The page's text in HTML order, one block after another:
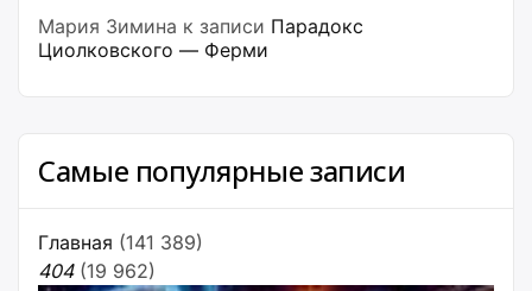
Мария Зимина к записи Парадокс
Циолковского — Ферми
Самые популярные записи
Главная (141 389)
404 (19 962)